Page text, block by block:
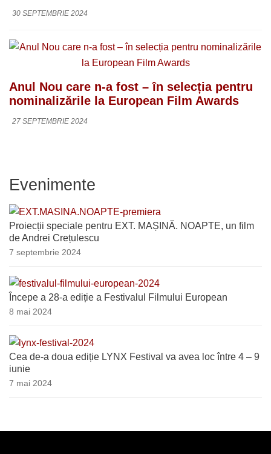
30 SEPTEMBRIE 2024
Anul Nou care n-a fost – în selecția pentru
nominalizările la European Film Awards
27 SEPTEMBRIE 2024
Evenimente
Proiecții speciale pentru EXT. MAȘINĂ. NOAPTE, un film
de Andrei Crețulescu
7 septembrie 2024
Începe a 28-a ediție a Festivalul Filmului European
8 mai 2024
Cea de-a doua ediție LYNX Festival va avea loc între 4 – 9
iunie
7 mai 2024